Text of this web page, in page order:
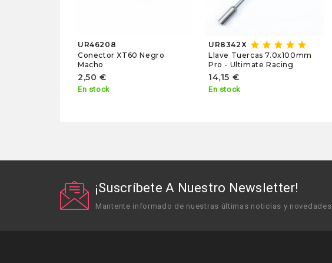
UR46208
Conector XT60 Negro
Macho
2,50 €
En stock
UR8342X star star star star star
Llave Tuercas 7.0x100mm
Pro - Ultimate Racing
14,15 €
En stock
¡Suscríbete A Nuestro Newsletter!
Mantente informado de nuestras últimas noticias y novedades